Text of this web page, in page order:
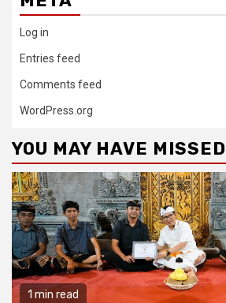
Log in
Entries feed
Comments feed
WordPress.org
YOU MAY HAVE MISSED
1 min read